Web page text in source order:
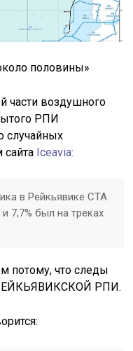
половины»
части воздушного
РПИ
случайных
Iceavia:
в Рейкьявике CTA
7,7% был на треках
потому, что следы
РПИ.